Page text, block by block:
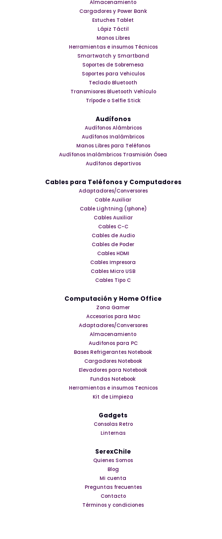
Almacenamiento
Cargadores y Power Bank
Estuches Tablet
Lápiz Táctil
Manos Libres
Herramientas e insumos Técnicos
Smartwatch y Smartband
Soportes de Sobremesa
Soportes para Vehiculos
Teclado Bluetooth
Transmisores Bluetooth Vehículo
Trípode o Selfie Stick
Audífonos
Audífonos Alámbricos
Audífonos Inalámbricos
Manos Libres para Teléfonos
Audífonos Inalámbricos Trasmisión Ósea
Audífonos deportivos
Cables para Teléfonos y Computadores
Adaptadores/Conversores
Cable Auxiliar
Cable Lightning (Iphone)
Cables Auxiliar
Cables C-C
Cables de Audio
Cables de Poder
Cables HDMI
Cables Impresora
Cables Micro USB
Cables Tipo C
Computación y Home Office
Zona Gamer
Accesorios para Mac
Adaptadores/Conversores
Almacenamiento
Audifonos para PC
Bases Refrigerantes Notebook
Cargadores Notebook
Elevadores para Notebook
Fundas Notebook
Herramientas e insumos Tecnicos
Kit de Limpieza
Gadgets
Consolas Retro
Linternas
SerexChile
Quienes Somos
Blog
Mi cuenta
Preguntas frecuentes
Contacto
Términos y condiciones